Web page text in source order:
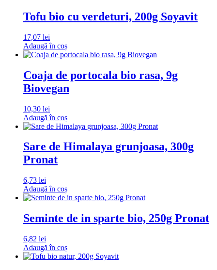
Tofu bio cu verdeturi, 200g Soyavit
17,07 lei
Adaugă în coș
Coaja de portocala bio rasa, 9g
Biovegan
10,30 lei
Adaugă în coș
Sare de Himalaya grunjoasa, 300g
Pronat
6,73 lei
Adaugă în coș
Seminte de in sparte bio, 250g Pronat
6,82 lei
Adaugă în coș